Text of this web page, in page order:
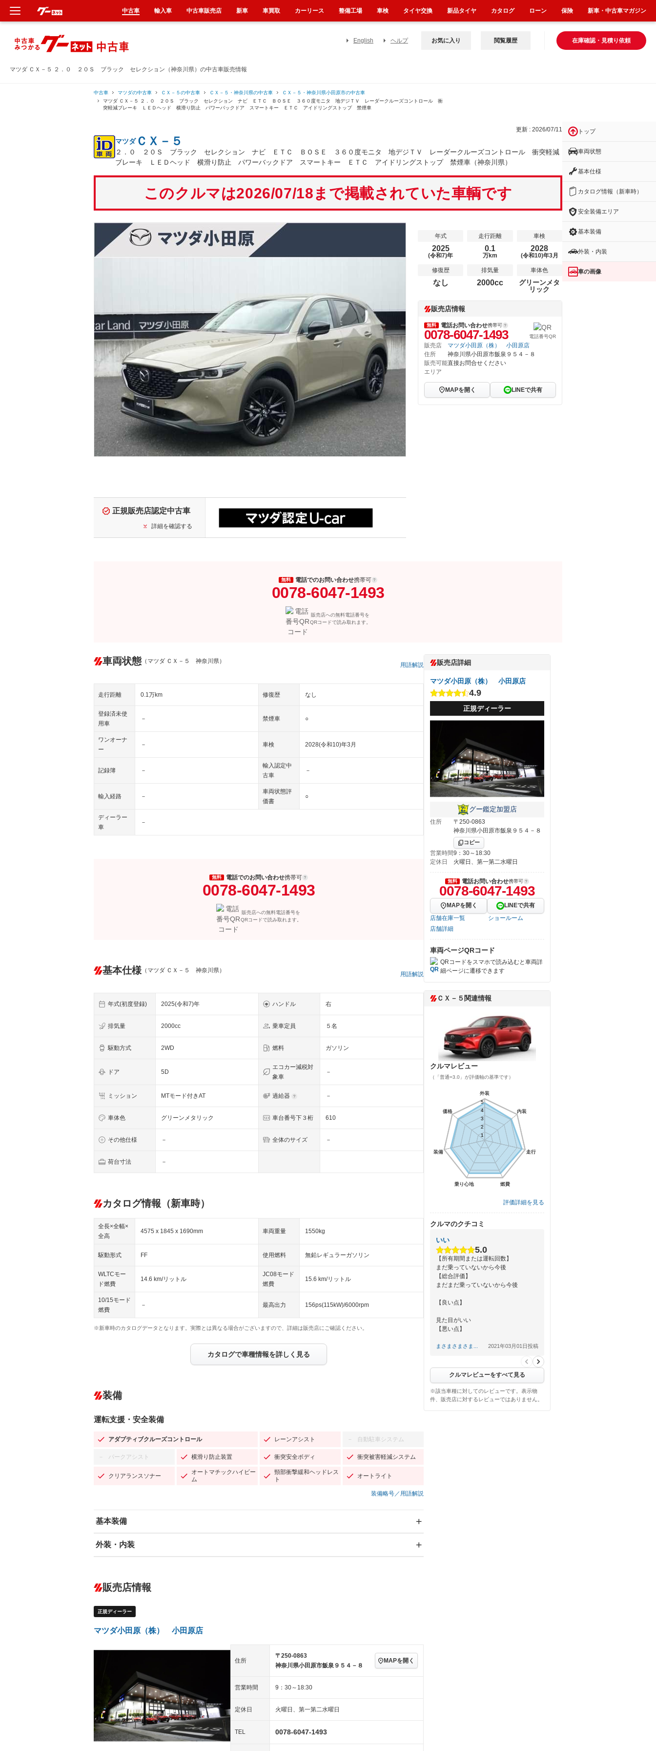
マツダ ＣＸ－５ ２．０ ２０Ｓ ブラック セレクション（神奈川県）の中古車販売情報
English ヘルプ 在庫確認・見積り依頼
お気に入り 閲覧履歴
中古車 マツダの中古車 ＣＸ－５の中古車 ＣＸ－５・神奈川県の中古車
ＣＸ－５・神奈川県小田原市の中古車
マツダ ＣＸ－５ ２．０ ２０Ｓ ブラック セレクション ナビ ＥＴＣ ＢＯＳＥ ３６０度モニタ 地デジＴＶ レーダークルーズコントロール 衝
突軽減ブレーキ ＬＥＤヘッド 横滑り防止 パワーバックドア スマートキー ＥＴＣ アイドリングストップ 禁煙車
更新 : 2026/07/11
マツダＣＸ－５
２．０ ２０Ｓ ブラック セレクション ナビ ＥＴＣ ＢＯＳＥ ３６０度モニタ 地デジＴＶ レーダークルーズコントロール 衝突軽減
ブレーキ ＬＥＤヘッド 横滑り防止 パワーバックドア スマートキー ＥＴＣ アイドリングストップ 禁煙車（神奈川県）
このクルマは2026/07/18まで掲載されていた車輌です
正規販売店認定中古車
詳細を確認する
年式
2025
(令和7)年
走行距離
0.1
万km
車検
2028
(令和10)年3月
修復歴
なし
排気量
2000cc
車体色
グリーンメタ
リック
販売店情報
無料 電話お問い合わせ携帯可
0078-6047-1493 電話番号QR
販売店
マツダ小田原（株） 小田原店
住所
神奈川県小田原市飯泉９５４－８
販売可能
エリア
直接お問合せください
MAPを開く LINEで共有
無料 電話でのお問い合わせ携帯可
0078-6047-1493
販売店への無料電話番号を
QRコードで読み取れます。
車両状態 （マツダ ＣＸ－５ 神奈川県）
用語解説
走行距離 0.1万km 修復歴 なし
登録済未使
用車
－ 禁煙車 ○
ワンオーナ
ー
－ 車検 2028(令和10)年3月
記録簿 －
輸入認定中
古車
－
輸入経路 －
車両状態評
価書
○
ディーラー
車
－
無料 電話でのお問い合わせ携帯可
0078-6047-1493
販売店への無料電話番号を
QRコードで読み取れます。
基本仕様 （マツダ ＣＸ－５ 神奈川県）
用語解説
年式(初度登録) 2025(令和7)年 ハンドル 右
排気量 2000cc 乗車定員 ５名
駆動方式 2WD 燃料 ガソリン
ドア 5D
エコカー減税対
象車
－
ミッション MTモード付きAT 過給器 －
車体色 グリーンメタリック 車台番号下３桁 610
その他仕様 － 全体のサイズ －
荷台寸法 －
カタログ情報（新車時）
全長×全幅×
全高
4575 x 1845 x 1690mm 車両重量 1550kg
駆動形式 FF 使用燃料 無鉛レギュラーガソリン
WLTCモー
ド燃費
14.6 km/リットル
JC08モード
燃費
15.6 km/リットル
10/15モード
燃費
－ 最高出力 156ps(115kW)/6000rpm
※新車時のカタログデータとなります。実際とは異なる場合がございますので、詳細は販売店にご確認ください。
カタログで車種情報を詳しく見る
装備
運転支援・安全装備
アダプティブクルーズコントロール レーンアシスト － 自動駐車システム
－ パークアシスト 横滑り防止装置 衝突安全ボディ 衝突被害軽減システム
クリアランスソナー
オートマチックハイビー
ム
頸部衝撃緩和ヘッドレス
ト
オートライト
装備略号／用語解説
基本装備
エアバッグ：運転席/助手席/サイド
－ ダウンヒルアシストコントロール
Bluetooth接続
－ レンタカーアップ 展示・試乗車
装備略号／用語解説
外装・内装
－ オーディオ
－
ヘッドライトウォッシャ
ー
LEDヘッドランプ － HID(キセノンライト)
3列シート － ベンチシート
フルフラットシート
シートヒーター － ウォークスルー
フロントカメラ － シートエアコン
－ ルーフレール － エアサスペンション
販売店情報
正規ディーラー
マツダ小田原（株） 小田原店
住所
〒250-0863
神奈川県小田原市飯泉９５４－８
MAPを開く
営業時間 9：30～18:30
定休日 火曜日、第一第二水曜日
TEL 0078-6047-1493
販売店詳細
マツダ小田原（株） 小田原店
4.9
正規ディーラー
グー鑑定加盟店
住所
〒250-0863
神奈川県小田原市飯泉９５４－８
コピー
営業時間9：30～18:30
定休日
火曜日、第一第二水曜日
無料 電話お問い合わせ携帯可
0078-6047-1493
MAPを開く
LINEで共有
店舗在庫一覧
ショールーム
店舗詳細
車両ページQRコード
QRコードをスマホで読み込むと車両詳
細ページに遷移できます
ＣＸ－５関連情報
クルマレビュー
（「普通=3.0」が評価軸の基準です）
外装
内装
走行
燃費
乗り心地
装備
価格
1
2
3
4
5
外装
内装
走行
燃費
乗り心地
装備
価格
1
2
3
4
5
評価詳細を見る
クルマのクチコミ
いい
5.0
【所有期間または運転回数】
まだ乗っていないから今後
【総合評価】
まだまだ乗っていないから今後
【良い点】
見た目がいい
【悪い点】
まだまだ乗っていないから今後
まさまさまさま... 2021年03月01日投稿
クルマレビューをすべて見る
※該当車種に対してのレビューです。表示物
件、販売店に対するレビューではありません。
トップ
車両状態
基本仕様
カタログ情報（新車時）
安全装備エリア
基本装備
外装・内装
車の画像
中古車 輸入車 中古車販売店 新車 車買取 カーリース 整備工場 車検 タイヤ交換 新品タイヤ カタログ ローン 保険 新車・中古車マガジン
新車
中古車